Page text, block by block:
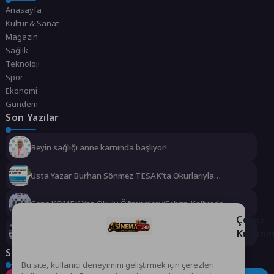
Anasayfa
Kültür & Sanat
Magazin
Sağlık
Teknoloji
Spor
Ekonomi
Gündem
Son Yazılar
Beyin sağlığı anne karnında başlıyor!
Usta Yazar Burhan Sönmez TESAK’ta Okurlarıyla
Genç KOMEK Yaz Okulu Öğrencileri “Şehrin Kalbinde
Dünyanın en ince ve en güçlü katlanabilir amiral gemisi
Sosyal Medya
Çerez
Bu site, kullanıcı deneyimini geliştirmek için çerezleri